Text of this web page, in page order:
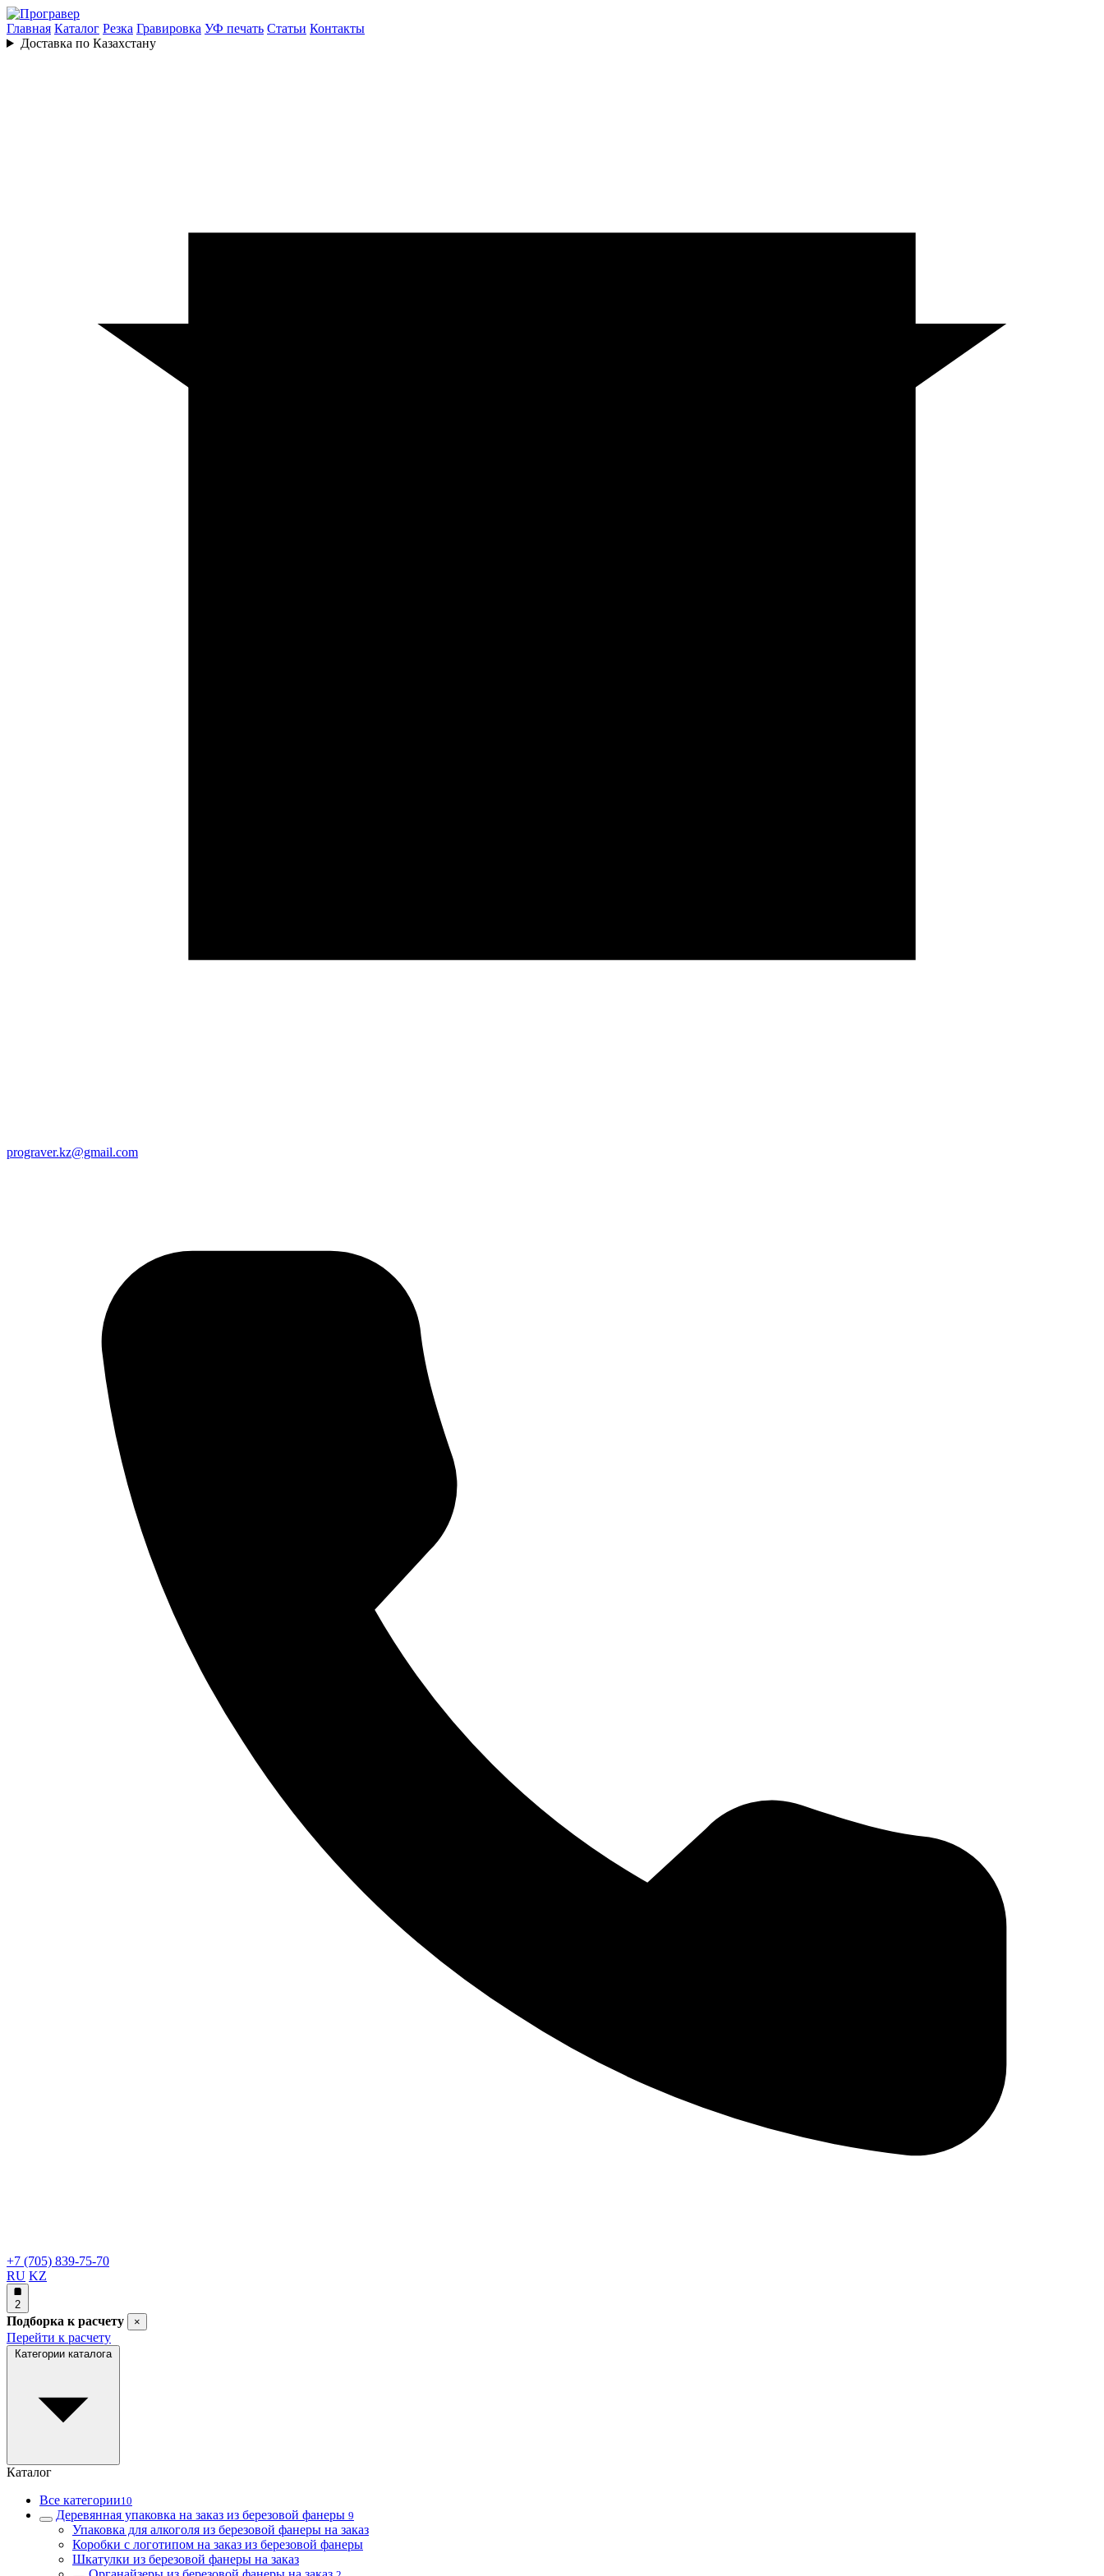
Главная Каталог Резка Гравировка УФ печать Статьи Контакты
Доставка по Казахстану
prograver.kz@gmail.com
+7 (705) 839-75-70
RU KZ
2
Подборка к расчету ×
Перейти к расчету
Категории каталога
Каталог
Все категории10
Деревянная упаковка на заказ из березовой фанеры 9
Упаковка для алкоголя из березовой фанеры на заказ
Коробки с логотипом на заказ из березовой фанеры
Шкатулки из березовой фанеры на заказ